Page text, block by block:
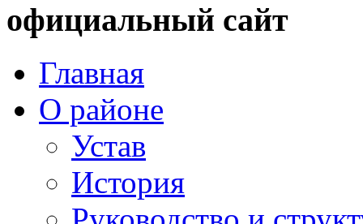
официальный сайт
Главная
О районе
Устав
История